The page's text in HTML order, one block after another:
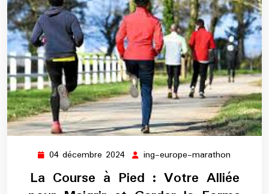
04 décembre 2024 04
décembre
2024
ing-europe-marathon
marathon
La Course à Pied : Votre Alliée